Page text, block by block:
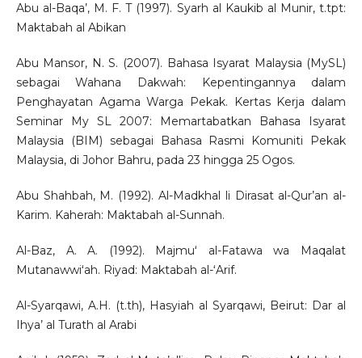
Abu al-Baqa’, M. F. T (1997). Syarh al Kaukib al Munir, t.tpt:
Maktabah al Abikan
Abu Mansor, N. S. (2007). Bahasa Isyarat Malaysia (MySL)
sebagai Wahana Dakwah: Kepentingannya dalam
Penghayatan Agama Warga Pekak. Kertas Kerja dalam
Seminar My SL 2007: Memartabatkan Bahasa Isyarat
Malaysia (BIM) sebagai Bahasa Rasmi Komuniti Pekak
Malaysia, di Johor Bahru, pada 23 hingga 25 Ogos.
Abu Shahbah, M. (1992). Al-Madkhal li Dirasat al-Qur’an al-
Karim. Kaherah: Maktabah al-Sunnah.
Al-Baz, A. A. (1992). Majmuʻ al-Fatawa wa Maqalat
Mutanawwiʻah. Riyad: Maktabah al-ʻArif.
Al-Syarqawi, A.H. (t.th), Hasyiah al Syarqawi, Beirut: Dar al
Ihya’ al Turath al Arabi